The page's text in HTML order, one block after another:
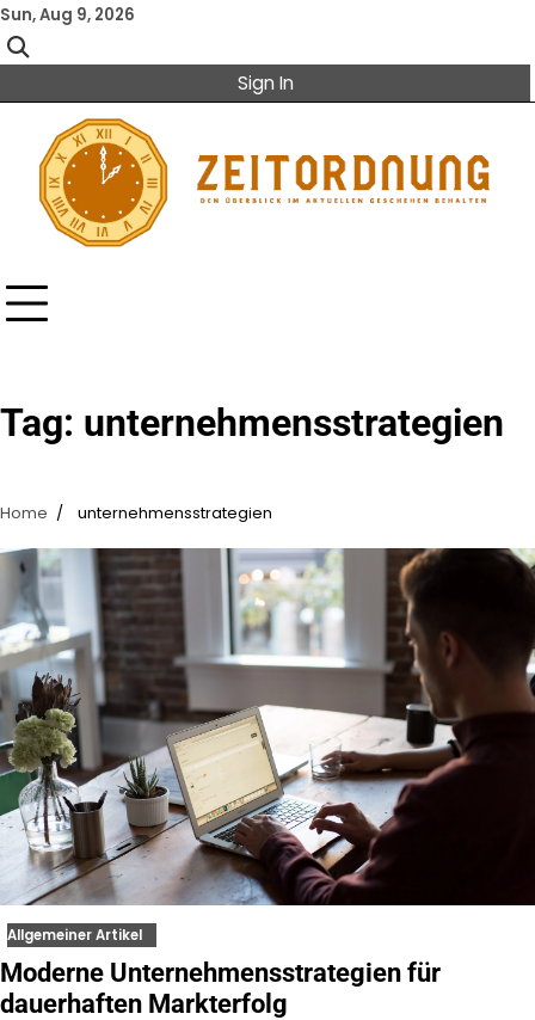
Skip
to
content
Sun, Aug 9, 2026
Sign In
Tag: unternehmensstrategien
Home unternehmensstrategien
Allgemeiner Artikel
Moderne Unternehmensstrategien für
dauerhaften Markterfolg